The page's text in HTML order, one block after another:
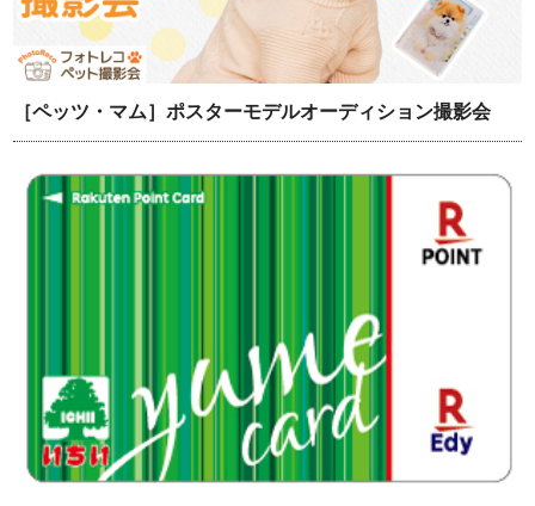
［ペッツ・マム］ポスターモデルオーディション撮影会